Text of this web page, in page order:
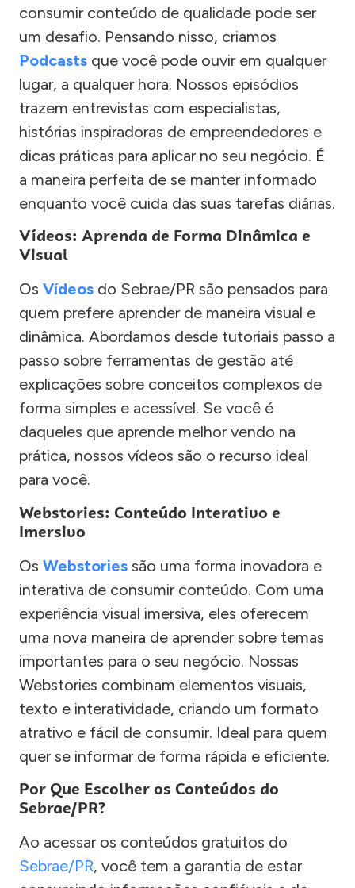
consumir conteúdo de qualidade pode ser
um desafio. Pensando nisso, criamos
Podcasts que você pode ouvir em qualquer
lugar, a qualquer hora. Nossos episódios
trazem entrevistas com especialistas,
histórias inspiradoras de empreendedores e
dicas práticas para aplicar no seu negócio. É
a maneira perfeita de se manter informado
enquanto você cuida das suas tarefas diárias.
Vídeos: Aprenda de Forma Dinâmica e
Visual
Os Vídeos do Sebrae/PR são pensados para
quem prefere aprender de maneira visual e
dinâmica. Abordamos desde tutoriais passo a
passo sobre ferramentas de gestão até
explicações sobre conceitos complexos de
forma simples e acessível. Se você é
daqueles que aprende melhor vendo na
prática, nossos vídeos são o recurso ideal
para você.
Webstories: Conteúdo Interativo e
Imersivo
Os Webstories são uma forma inovadora e
interativa de consumir conteúdo. Com uma
experiência visual imersiva, eles oferecem
uma nova maneira de aprender sobre temas
importantes para o seu negócio. Nossas
Webstories combinam elementos visuais,
texto e interatividade, criando um formato
atrativo e fácil de consumir. Ideal para quem
quer se informar de forma rápida e eficiente.
Por Que Escolher os Conteúdos do
Sebrae/PR?
Ao acessar os conteúdos gratuitos do
Sebrae/PR, você tem a garantia de estar